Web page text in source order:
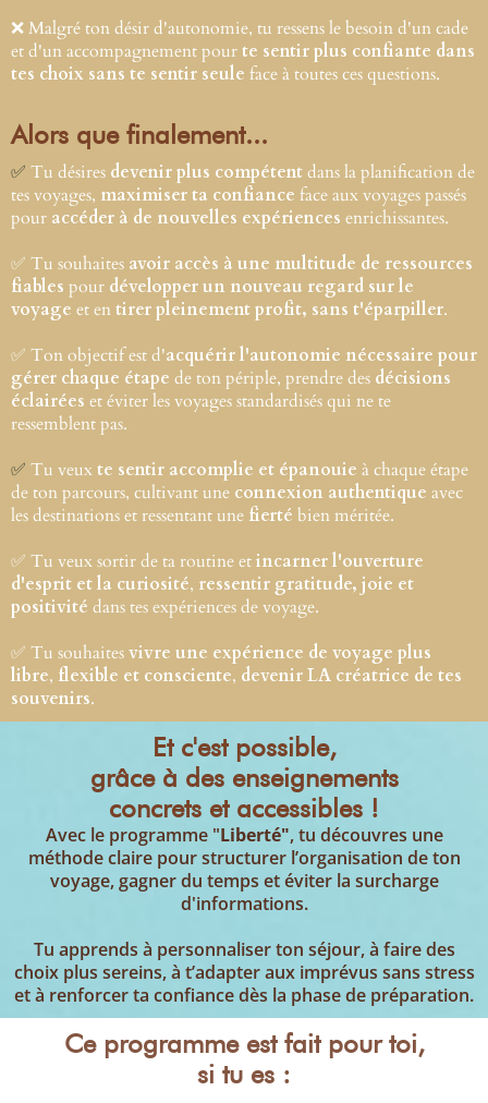
❌ Malgré ton désir d'autonomie, tu ressens le besoin d'un cade
et d'un accompagnement pourte sentir plus confiante dans
tes choix sans te sentir seule face à toutes ces questions.
Alors que finalement...
✅ Tu désires devenir plus compétentdans la planification de
tes voyages, maximiser ta confiance face aux voyages passés
pour accéder à de nouvelles expériences enrichissantes.
✅ Tu souhaites avoir accès à une multitude de ressources
fiables pour développer un nouveau regard sur le
voyage et entirer pleinement profit, sans t'éparpiller.
✅ Ton objectif est d'acquérir l'autonomie nécessaire pour
gérer chaque étape de ton périple, prendre des décisions
éclairées et éviter les voyages standardisés qui ne te
ressemblent pas.
✅ Tu veuxte sentir accomplie et épanouie à chaque étape
de ton parcours, cultivant une connexion authentique avec
les destinations et ressentant une fierté bien méritée.
✅ Tu veux sortir de ta routine etincarner l'ouverture
d'esprit et la curiosité, ressentir gratitude, joie et
positivité dans tes expériences de voyage.
✅ Tu souhaitesvivre une expérience de voyage plus
libre, flexible et consciente, devenir LA créatrice de tes
souvenirs.
Et c'est possible,
grâce à des enseignements
concrets et accessibles !
Avec le programme "Liberté", tu découvres une
méthode claire pour structurer l’organisation de ton
voyage, gagner du temps et éviter la surcharge
d'informations.
Tu apprends à personnaliser ton séjour, à faire des
choix plus sereins, à t’adapter aux imprévus sans stress
et à renforcer ta confiance dès la phase de préparation.
Ce programme est fait pour toi,
si tu es :